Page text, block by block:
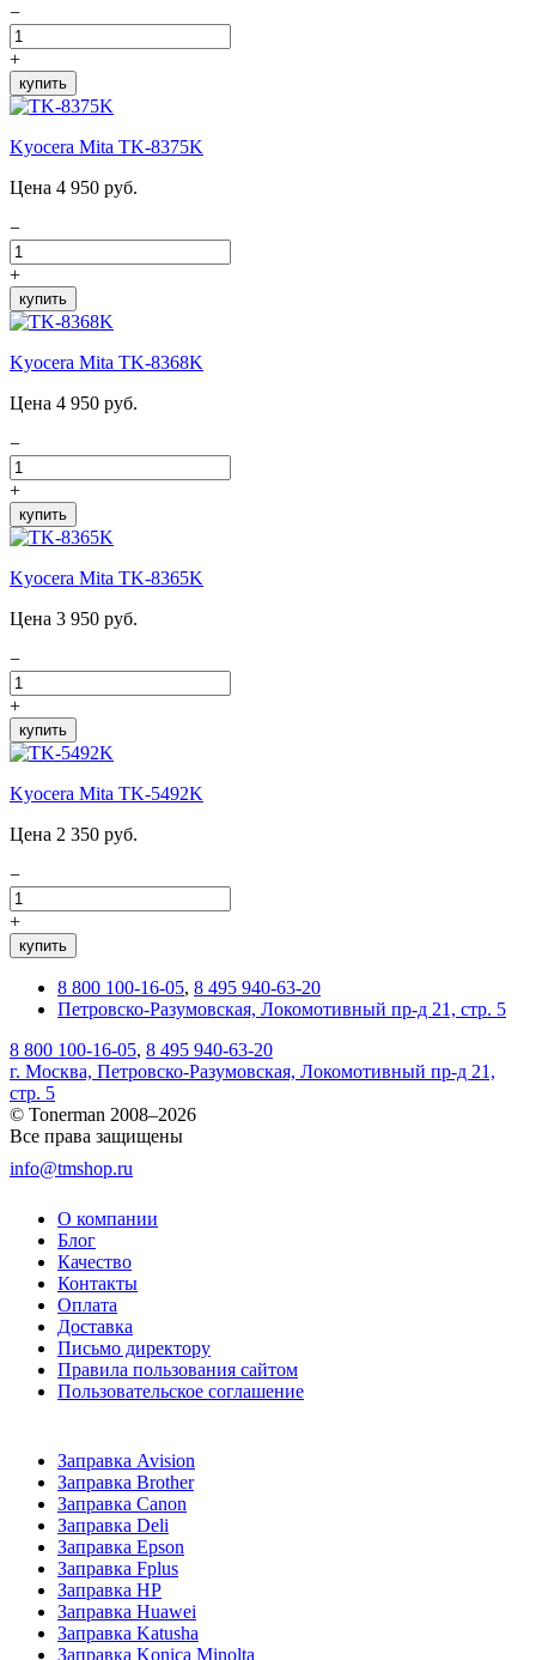
−
+
купить
Kyocera Mita TK-8375K
Цена 4 950 руб.
−
+
купить
Kyocera Mita TK-8368K
Цена 4 950 руб.
−
+
купить
Kyocera Mita TK-8365K
Цена 3 950 руб.
−
+
купить
Kyocera Mita TK-5492K
Цена 2 350 руб.
−
+
купить
8 800 100-16-05, 8 495 940-63-20
Петровско-Разумовская, Локомотивный пр-д 21, стр. 5
8 800 100-16-05, 8 495 940-63-20
г. Москва, Петровско-Разумовская, Локомотивный пр-д 21,
стр. 5
© Tonerman 2008–2026
Все права защищены
info@tmshop.ru
О компании
Блог
Качество
Контакты
Оплата
Доставка
Письмо директору
Правила пользования сайтом
Пользовательское соглашение
Заправка Avision
Заправка Brother
Заправка Canon
Заправка Deli
Заправка Epson
Заправка Fplus
Заправка HP
Заправка Huawei
Заправка Katusha
Заправка Konica Minolta